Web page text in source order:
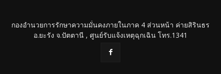
กองอำนวยการรักษาความมั่นคงภายในภาค 4 ส่วนหน้า ค่ายสิรินธร
อ.ยะรัง จ.ปัตตานี , ศูนย์รับแจ้งเหตุฉุกเฉิน โทร.1341